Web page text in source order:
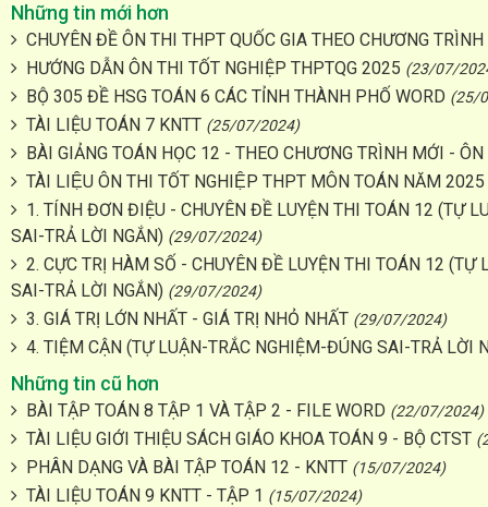
Những tin mới hơn
CHUYÊN ĐỀ ÔN THI THPT QUỐC GIA THEO CHƯƠNG
HƯỚNG DẪN ÔN THI TỐT NGHIỆP THPTQG 2025 (23/07/
BỘ 305 ĐỀ HSG TOÁN 6 CÁC TỈNH THÀNH PHỐ WORD (25/
TÀI LIỆU TOÁN 7 KNTT (25/07/2024)
BÀI GIẢNG TOÁN HỌC 12 - THEO CHƯƠNG TRÌNH MỚI -
TÀI LIỆU ÔN THI TỐT NGHIỆP THPT MÔN TOÁN NĂM 2025
1. TÍNH ĐƠN ĐIỆU - CHUYÊN ĐỀ LUYỆN THI TOÁN 12 (TỰ
SAI-TRẢ LỜI NGẮN) (29/07/2024)
2. CỰC TRỊ HÀM SỐ - CHUYÊN ĐỀ LUYỆN THI TOÁN 12 (TỰ
SAI-TRẢ LỜI NGẮN) (29/07/2024)
3. GIÁ TRỊ LỚN NHẤT - GIÁ TRỊ NHỎ NHẤT (29/07/2024)
4. TIỆM CẬN (TỰ LUẬN-TRẮC NGHIỆM-ĐÚNG SAI-TRẢ LỜI
Những tin cũ hơn
BÀI TẬP TOÁN 8 TẬP 1 VÀ TẬP 2 - FILE WORD (22/07/2024)
TÀI LIỆU GIỚI THIỆU SÁCH GIÁO KHOA TOÁN 9 - BỘ CTST
PHÂN DẠNG VÀ BÀI TẬP TOÁN 12 - KNTT (15/07/2024)
TÀI LIỆU TOÁN 9 KNTT - TẬP 1 (15/07/2024)